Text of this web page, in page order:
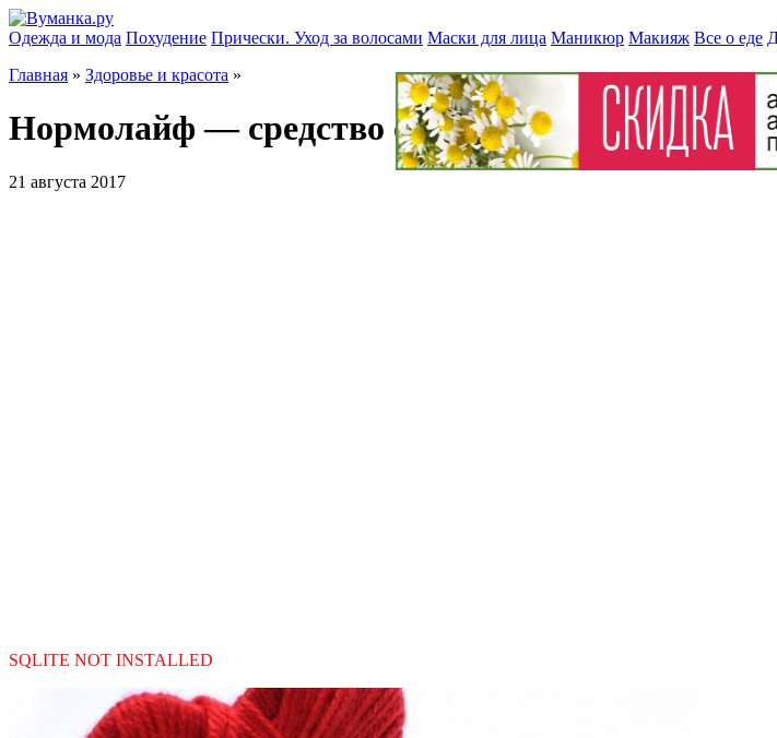
Одежда и мода Похудение Прически. Уход за волосами Маски для лица Маникюр Макияж Все о еде
Главная » Здоровье и красота »
Нормолайф — средство от гипертонии
21 августа 2017
SQLITE NOT INSTALLED